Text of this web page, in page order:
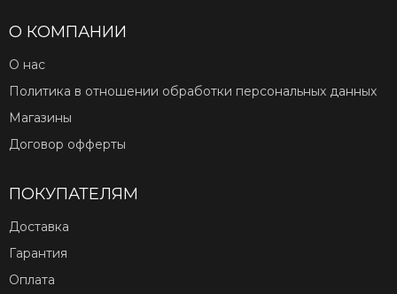
О КОМПАНИИ
О нас
Политика в отношении обработки персональных данных
Магазины
Договор офферты
ПОКУПАТЕЛЯМ
Доставка
Гарантия
Оплата